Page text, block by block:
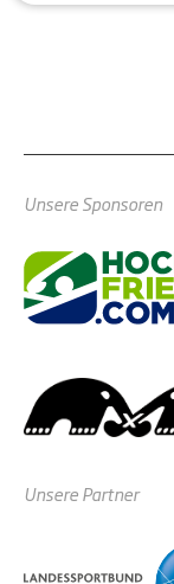
Unsere Sponsoren
Unsere Partner